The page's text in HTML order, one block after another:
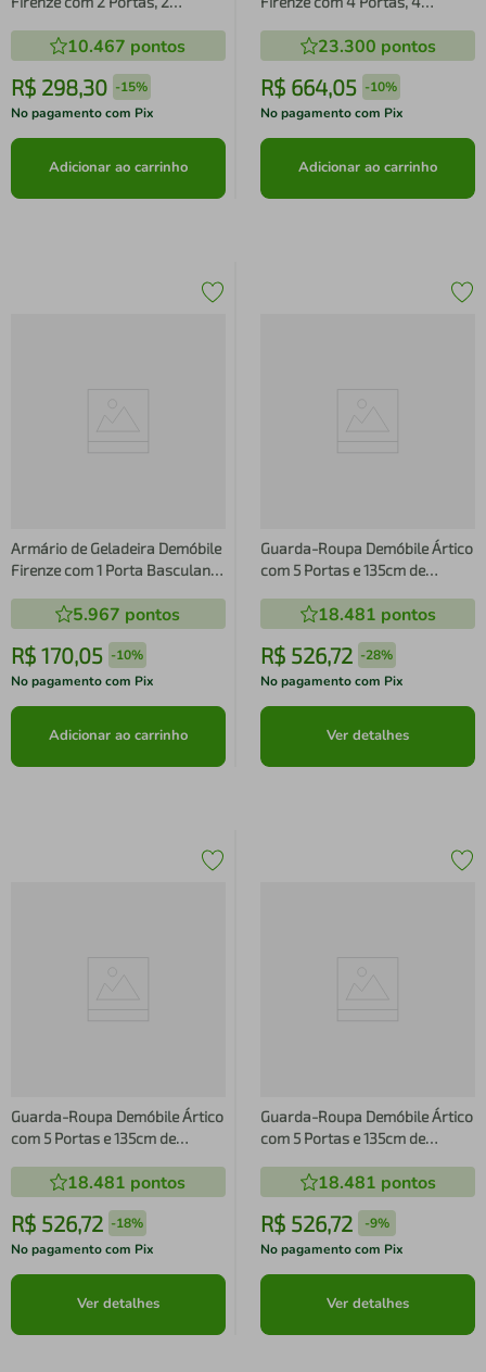
Amêndoa/Nude Prime TX
10.467 pontos
R$ 298,30 -15%
No pagamento com Pix
Adicionar ao carrinho
ondas - Amêndola/Nude Prime
TX
23.300 pontos
R$ 664,05 -10%
No pagamento com Pix
Adicionar ao carrinho
Armário de Geladeira Demóbile
Firenze com 1 Porta Basculante
5.967 pontos
R$ 170,05 -10%
No pagamento com Pix
Adicionar ao carrinho
Guarda-Roupa Demóbile Ártico
com 5 Portas e 135cm de
18.481 pontos
R$ 526,72 -28%
No pagamento com Pix
Ver detalhes
Guarda-Roupa Demóbile Ártico
com 5 Portas e 135cm de
18.481 pontos
R$ 526,72 -18%
No pagamento com Pix
Ver detalhes
Guarda-Roupa Demóbile Ártico
com 5 Portas e 135cm de
18.481 pontos
R$ 526,72 -9%
No pagamento com Pix
Ver detalhes